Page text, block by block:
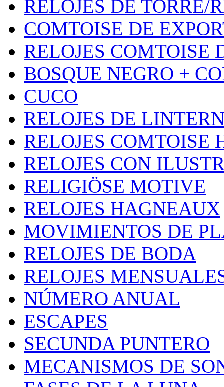
RELOJES DE TORRE/
COMTOISE DE
RELOJES COMTOISE
BOSQUE NEGRO +
CUCO
RELOJES DE
RELOJES COMTOISE
RELOJES CON
RELIGIÖSE MOTIVE
RELOJES HAGNEAUX
MOVIMIENTOS DE
RELOJES DE BODA
RELOJES
NÚMERO ANUAL
ESCAPES
SECUNDA PUNTERO
MECANISMOS DE